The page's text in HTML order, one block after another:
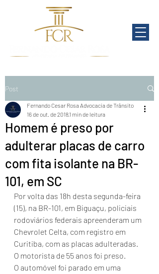
Post
Homem é preso por
adulterar placas de carro
com fita isolante na BR-
101, em SC
Fernando Cesar Rosa Advocacia de Trânsito
16 de out. de 20181 min de leitura
Por volta das 18h desta segunda-feira
(15), na BR-101, em Biguaçu, policiais
rodoviários federais apreenderam um
Chevrolet Celta, com registro em
Curitiba, com as placas adulteradas.
O motorista de 55 anos foi preso.
O automóvel foi parado em uma